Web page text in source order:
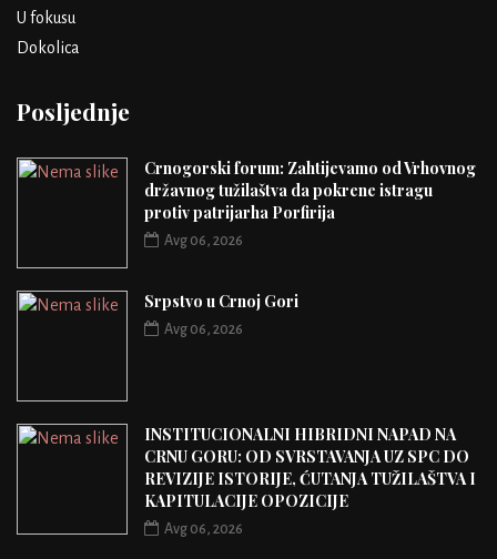
U fokusu
Dokolica
Posljednje
Crnogorski forum: Zahtijevamo od Vrhovnog
državnog tužilaštva da pokrene istragu
protiv patrijarha Porfirija
Avg 06, 2026
Srpstvo u Crnoj Gori
Avg 06, 2026
INSTITUCIONALNI HIBRIDNI NAPAD NA
CRNU GORU: OD SVRSTAVANJA UZ SPC DO
REVIZIJE ISTORIJE, ĆUTANJA TUŽILAŠTVA I
KAPITULACIJE OPOZICIJE
Avg 06, 2026